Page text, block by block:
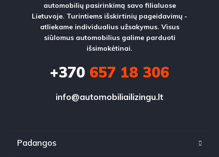
automobilių pasirinkimą savo filialuose
Lietuvoje. Turintiems išskirtinių pageidavimų -
atliekame individualius užsakymus. Visus
siūlomus automobilius galime parduoti
išsimokėtinai.
+370 657 18 306
info@automobiliailizingu.lt
Padangos